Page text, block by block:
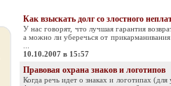
Как взыскать долг со злостного
У нас говорят, что лучшая гарантия
а можно ли уберечься от
10.10.2007 в 15:57
Правовая охрана знаков и логотипов
Когда речь идет о знаках и логотипах